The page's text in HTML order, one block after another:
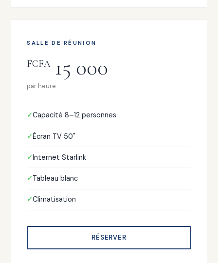
SALLE DE RÉUNION
FCFA15 000
par heure
Capacité 8–12 personnes
Écran TV 50"
Internet Starlink
Tableau blanc
Climatisation
RÉSERVER